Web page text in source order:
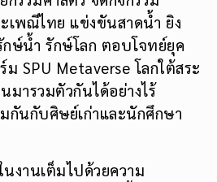
พณีไทย แข่งขันสาดน้ำ ยิง
ษ์น้ำ รักษ์โลก ตอบโจทย์ยุค
SPU Metaverse โลกใต้สระ
ารวมตัวกันได้อย่างไร้
นกับศิษย์เก่าและนักศึกษา
งานเต็มไปด้วยความ